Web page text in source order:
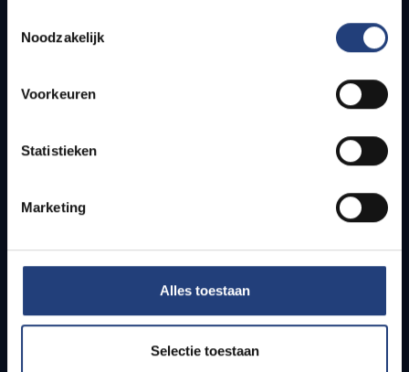
Noodzakelijk
Voorkeuren
Statistieken
Marketing
Alles toestaan
Selectie toestaan
Snel naar
Bereikbaarheid
Studenten
PhD-studenten